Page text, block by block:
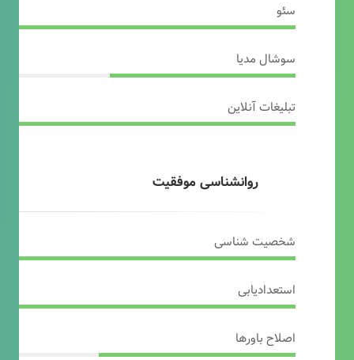
سئو
سوشال مدیا
تبلیغات آنلاین
روانشناسی موفقیت
شخصیت شناسی
استعدادیابی
اصلاح باورها